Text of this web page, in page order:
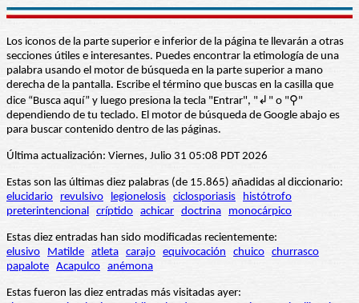
Los iconos de la parte superior e inferior de la página te llevarán a otras
secciones útiles e interesantes. Puedes encontrar la etimología de una
palabra usando el motor de búsqueda en la parte superior a mano
derecha de la pantalla. Escribe el término que buscas en la casilla que
dice “Busca aquí” y luego presiona la tecla "Entrar", "↲" o "⚲"
dependiendo de tu teclado. El motor de búsqueda de Google abajo es
para buscar contenido dentro de las páginas.
Última actualización: Viernes, Julio 31 05:08 PDT 2026
Estas son las últimas diez palabras (de 15.865) añadidas al diccionario:
elucidario
revulsivo legionelosis ciclosporiasis
histótrofo
preterintencional críptido achicar doctrina monocárpico
Estas diez entradas han sido modificadas recientemente:
elusivo
Matilde atleta carajo equivocación chuico churrasco
papalote Acapulco anémona
Estas fueron las diez entradas más visitadas ayer: